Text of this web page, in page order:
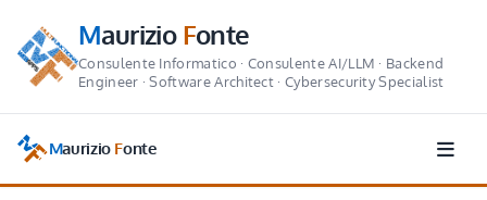
MaurizioFonte
Consulente Informatico · Consulente AI/LLM · Backend
Engineer · Software Architect · Cybersecurity Specialist
Maurizio Fonte